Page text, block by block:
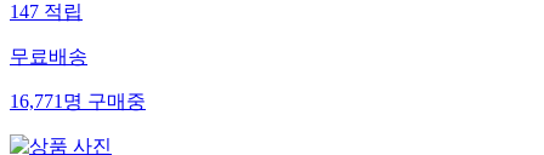
147 적립
무료배송
16,771 명 구매중